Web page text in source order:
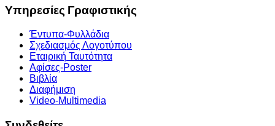
Υπηρεσίες Γραφιστικής
Έντυπα-Φυλλάδια
Σχεδιασμός Λογοτύπου
Εταιρική Ταυτότητα
Αφίσες-Poster
Βιβλία
Διαφήμιση
Video-Multimedia